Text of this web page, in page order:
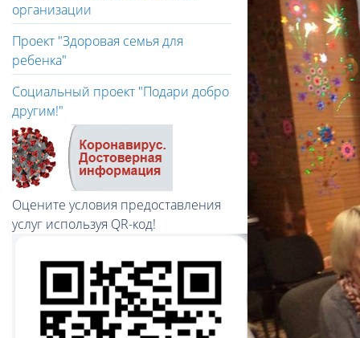
организации
Проект "Здоровая семья для
ребенка"
Социальный проект "Подари добро
другим!"
Оцените условия предоставления
услуг используя QR-код!